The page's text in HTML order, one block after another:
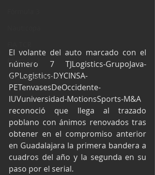
Fórmula 2
NASCAR México
El volante del auto marcado con el
número 7 TJLogistics-GrupoJava-
GPLogistics-DYCINSA-
PETenvasesDeOccidente-
IUVuniversidad-MotionsSports-M&A
reconoció que llega al trazado
poblano con ánimos renovados tras
obtener en el compromiso anterior
en Guadalajara la primera bandera a
cuadros del año y la segunda en su
paso por el serial.